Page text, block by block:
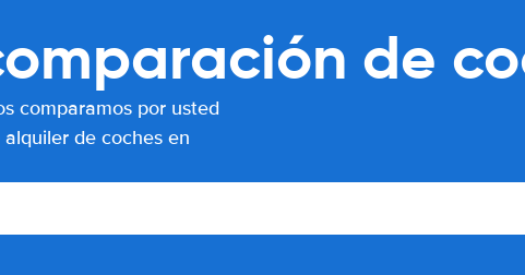
de
comparamos por usted
de coches en